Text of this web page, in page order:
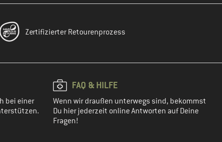
Zertifizierter Retourenprozess
bei einer
FAQ & HILFE
Wenn wir draußen unterwegs sind, bekommst
Du hier jederzeit online Antworten auf Deine
Fragen!